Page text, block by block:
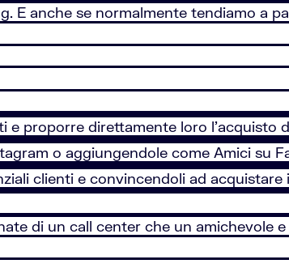
E anche se normalmente tendiamo a
e proporre direttamente loro l’acquisto
o aggiungendole come Amici su
clienti e convincendoli ad
di un call center che un amichevole